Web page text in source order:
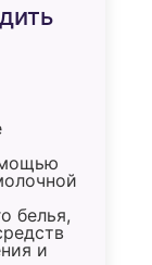
белья,
и